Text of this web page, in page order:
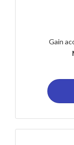
Gain